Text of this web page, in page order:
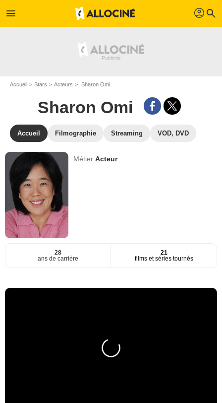
menu profil search
Accueil Stars Acteurs Sharon Omi
Sharon Omi
Accueil Filmographie Streaming VOD, DVD
MétierActeur
28
ans de carrière
21
films et séries tournés